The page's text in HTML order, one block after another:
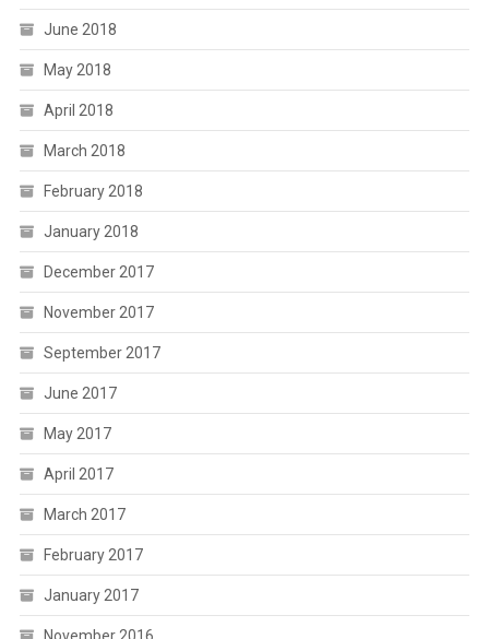
June 2018
May 2018
April 2018
March 2018
February 2018
January 2018
December 2017
November 2017
September 2017
June 2017
May 2017
April 2017
March 2017
February 2017
January 2017